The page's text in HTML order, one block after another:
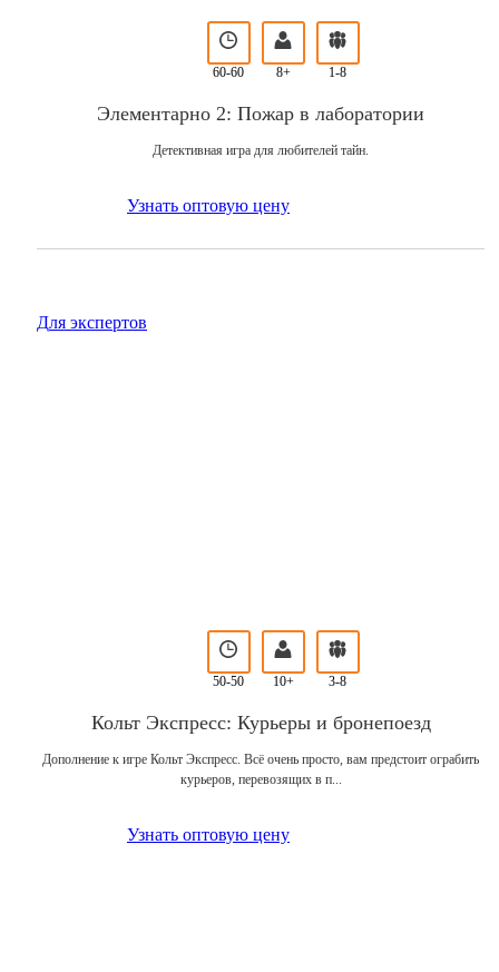
60-60 8+ 1-8
Элементарно 2: Пожар в лаборатории
Детективная игра для любителей тайн.
Узнать оптовую цену
для экспертов
50-50 10+ 3-8
Кольт Экспресс: Курьеры и бронепоезд
Дополнение к игре Кольт Экспресс. Всё очень просто, вам предстоит ограбить
курьеров, перевозящих в п...
Узнать оптовую цену